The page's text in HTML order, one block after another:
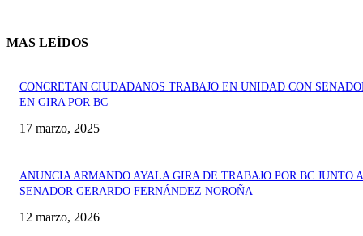
MAS LEÍDOS
CONCRETAN CIUDADANOS TRABAJO EN UNIDAD CON
EN GIRA POR BC
17 marzo, 2025
ANUNCIA ARMANDO AYALA GIRA DE TRABAJO POR BC JUNTO A
SENADOR GERARDO FERNÁNDEZ NOROÑA
12 marzo, 2026